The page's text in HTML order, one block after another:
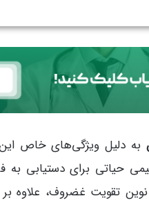
به دلیل ویژگی‌های خاص
برای دستیابی به
تقویت غضروف، علاوه بر